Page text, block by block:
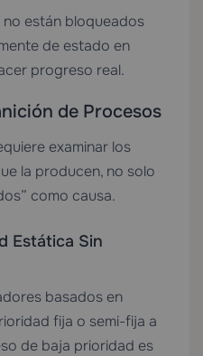
están bloqueados
de estado en
progreso real.
de Procesos
examinar los
la producen, no solo
como causa.
Estática Sin
basados en
fija o semi-fija a
de baja prioridad es